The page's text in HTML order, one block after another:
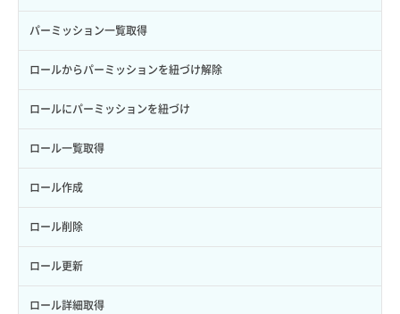
パーミッション一覧取得
ロールからパーミッションを紐づけ解除
ロールにパーミッションを紐づけ
ロール一覧取得
ロール作成
ロール削除
ロール更新
ロール詳細取得